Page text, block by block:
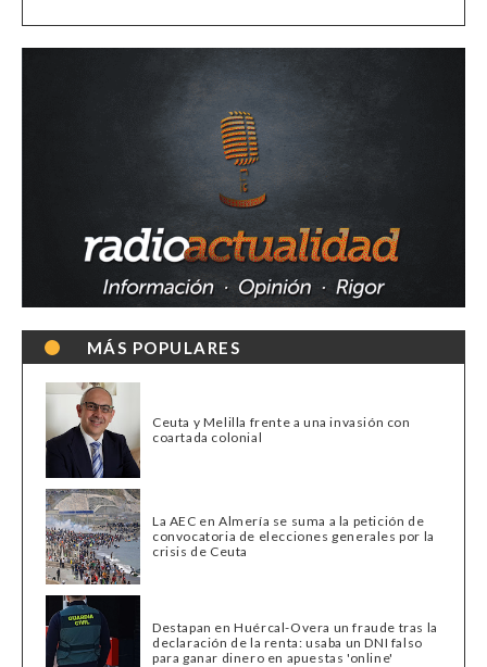
MÁS POPULARES
Ceuta y Melilla frente a una invasión con
coartada colonial
La AEC en Almería se suma a la petición de
convocatoria de elecciones generales por la
crisis de Ceuta
Destapan en Huércal-Overa un fraude tras la
declaración de la renta: usaba un DNI falso
para ganar dinero en apuestas 'online'